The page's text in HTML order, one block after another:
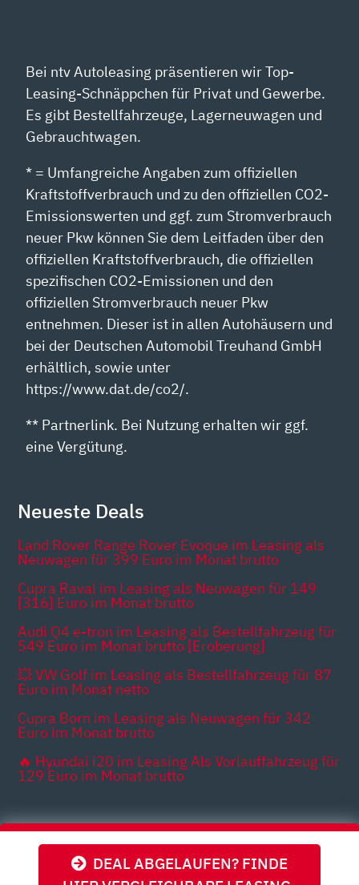
DEAL ABGELAUFEN? FINDE
Bei ntv Autoleasing präsentieren wir Top-
Leasing-Schnäppchen für Privat und Gewerbe.
Es gibt Bestellfahrzeuge, Lagerneuwagen und
Gebrauchtwagen.
* = Umfangreiche Angaben zum offiziellen
Kraftstoffverbrauch und zu den offiziellen CO2-
Emissionswerten und ggf. zum Stromverbrauch
neuer Pkw können Sie dem Leitfaden über den
offiziellen Kraftstoffverbrauch, die offiziellen
spezifischen CO2-Emissionen und den
offiziellen Stromverbrauch neuer Pkw
entnehmen. Dieser ist in allen Autohäusern und
bei der Deutschen Automobil Treuhand GmbH
erhältlich, sowie unter
https://www.dat.de/co2/.
** Partnerlink. Bei Nutzung erhalten wir ggf.
eine Vergütung.
Neueste Deals
Land Rover Range Rover Evoque im Leasing als
Neuwagen für 399 Euro im Monat brutto
Cupra Raval im Leasing als Neuwagen für 149
[316] Euro im Monat brutto
Audi Q4 e-tron im Leasing als Bestellfahrzeug für
549 Euro im Monat brutto [Eroberung]
💥 VW Golf im Leasing als Bestellfahrzeug für 87
Euro im Monat netto
Cupra Born im Leasing als Neuwagen für 342
Euro im Monat brutto
🔥 Hyundai i20 im Leasing Als Vorlauffahrzeug für
129 Euro im Monat brutto